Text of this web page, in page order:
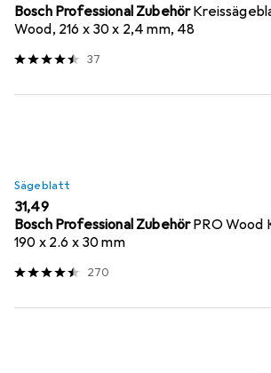
Bosch Professional Zubehör
Wood, 216 x 30 x 2,4 mm, 48
37
Sägeblatt
EUR
31,49
Bosch Professional ZubehörPRO Wood
190 x 2.6 x 30 mm
270